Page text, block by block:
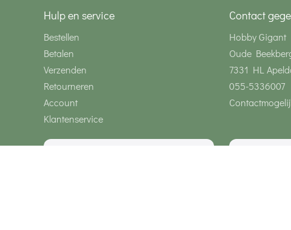
Hulp en service
Bestellen
Betalen
Verzenden
Retourneren
Account
Klantenservice
Contact
Hobby Gigant
Oude
7331 HL
055-5336007